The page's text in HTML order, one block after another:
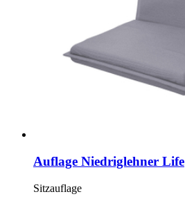
Auflage Niedriglehner Life
Sitzauflage